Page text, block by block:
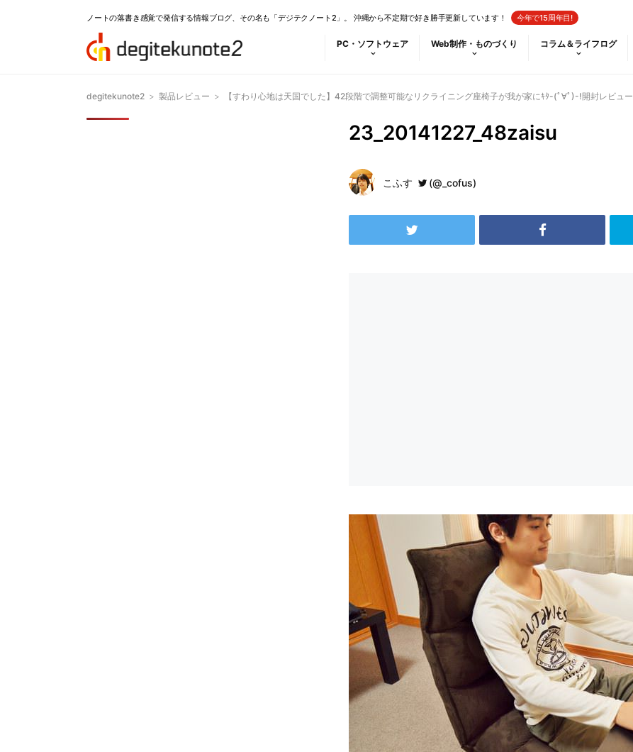
ノートの落書き感覚で発信する情報ブログ、その名も「デジテクノート2」。 沖縄から不定期で好き勝手更新しています！ 今年で15周年目!
PC・ソフトウェア Web制作・ものづくり コラム＆ライフログ
degitekunote2 > 製品レビュー > 【すわり心地は天国でした】42段階で調整可能なリクライニング座椅子が我が家にｷﾀ-(ﾟ∀ﾟ)-!開封レビュー
23_20141227_48zaisu
こふす (@_cofus)